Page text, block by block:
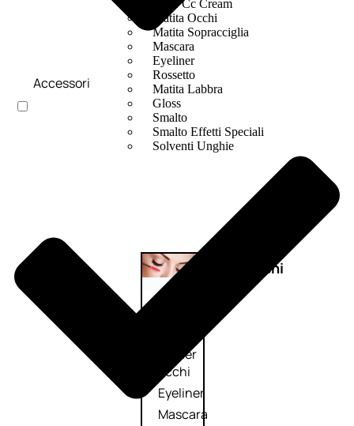
Bb E Cc Cream
Matita Occhi
Matita Sopracciglia
Mascara
Eyeliner
Rossetto
Matita Labbra
Gloss
Smalto
Smalto Effetti Speciali
Solventi Unghie
Occhi
Primer
occhi
Eyeliner
Mascara
Accessori